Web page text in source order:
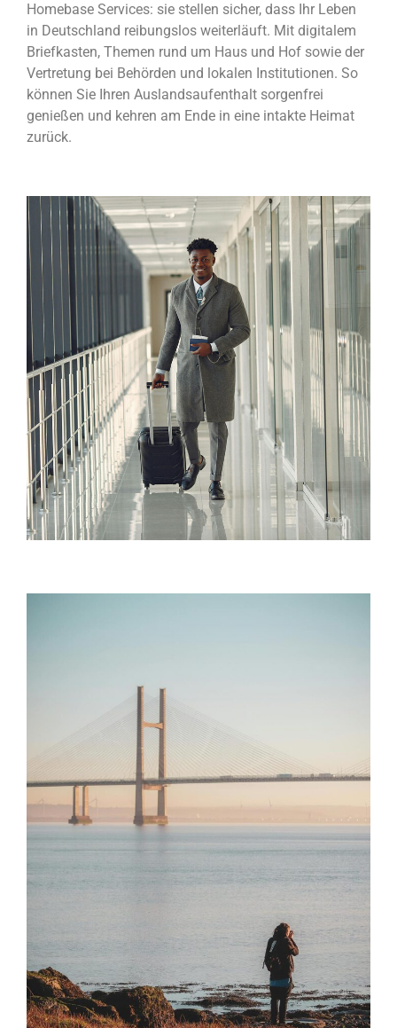
Homebase Services: sie stellen sicher, dass Ihr Leben
in Deutschland reibungslos weiterläuft. Mit digitalem
Briefkasten, Themen rund um Haus und Hof sowie der
Vertretung bei Behörden und lokalen Institutionen. So
können Sie Ihren Auslandsaufenthalt sorgenfrei
genießen und kehren am Ende in eine intakte Heimat
zurück.